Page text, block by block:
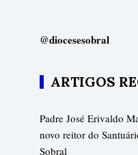
@diocesesobral
ARTIGOS
Padre José Erivaldo
novo reitor do
Sobral